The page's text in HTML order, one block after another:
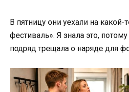
В пятницу они уехали на какой-
фестиваль». Я знала это,
подряд трещала о наряде для